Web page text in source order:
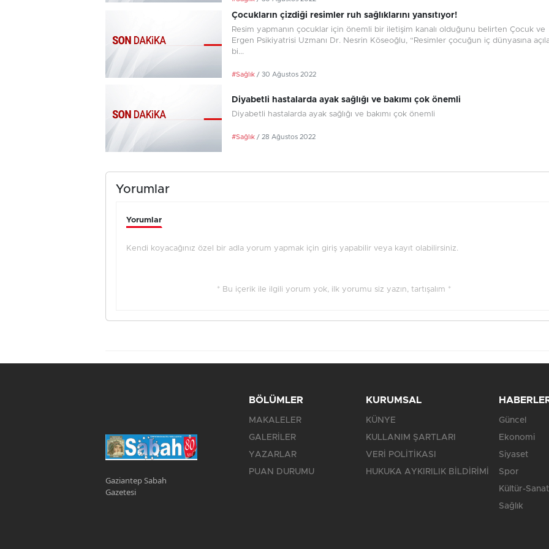
Çocukların çizdiği resimler ruh sağlıklarını yansıtıyor!
Resim yapmanın çocuklar için önemli bir iletişim kanalı olduğunu belirten Çocuk ve
Ergen Psikiyatrisi Uzmanı Dr. Nesrin Köseoğlu, “Resimler çocuğun iç dünyasına
bi...
#Sağlık / 30 Ağustos 2022
Diyabetli hastalarda ayak sağlığı ve bakımı çok önemli
Diyabetli hastalarda ayak sağlığı ve bakımı çok önemli
#Sağlık / 28 Ağustos 2022
Yorumlar
Yorumlar
Kendi koyacağınız özel bir adla yorum yapmak için giriş yapabilir veya kayıt olabilirsiniz.
* Bu içerik ile ilgili yorum yok, ilk yorumu siz yazın, tartışalım *
Gaziantep Sabah
Gazetesi
BÖLÜMLER
MAKALELER
GALERİLER
YAZARLAR
PUAN DURUMU
KURUMSAL
KÜNYE
KULLANIM ŞARTLARI
VERİ POLİTİKASI
HUKUKA AYKIRILIK BİLDİRİMİ
Güncel
Ekonomi
Siyaset
Spor
Kültür-Sanat
Sağlık